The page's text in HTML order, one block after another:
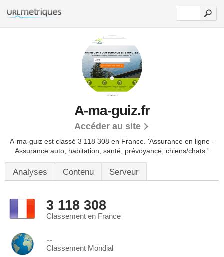
A-ma-guiz.fr
Accéder au site
A-ma-guiz est classé 3 118 308 en France. 'Assurance en ligne -
Assurance auto, habitation, santé, prévoyance, chiens/chats.'
Analyses Contenu Serveur
3 118 308
Classement en France
--
Classement Mondial